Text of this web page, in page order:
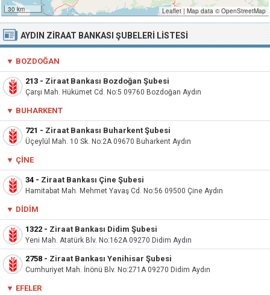
30 km Leaflet |Map data ©OpenStreetMap
AYDIN ZIRAAT BANKASI ŞUBELERI LISTESI
▼ BOZDOĞAN
213 - Ziraat Bankası Bozdoğan Şubesi
Çarşı Mah. Hükümet Cd. No:5 09760 Bozdoğan Aydın
▼ BUHARKENT
721 - Ziraat Bankası Buharkent Şubesi
Üçeylül Mah. 10 Sk. No:2A 09670 Buharkent Aydın
▼ ÇINE
34 - Ziraat Bankası Çine Şubesi
Hamitabat Mah. Mehmet Yavaş Cd. No:56 09500 Çine Aydın
▼ DIDIM
1322 - Ziraat Bankası Didim Şubesi
Yeni Mah. Atatürk Blv. No:162A 09270 Didim Aydın
2758 - Ziraat Bankası Yenihisar Şubesi
Cumhuriyet Mah. İnönü Blv. No:271A 09270 Didim Aydın
▼ EFELER